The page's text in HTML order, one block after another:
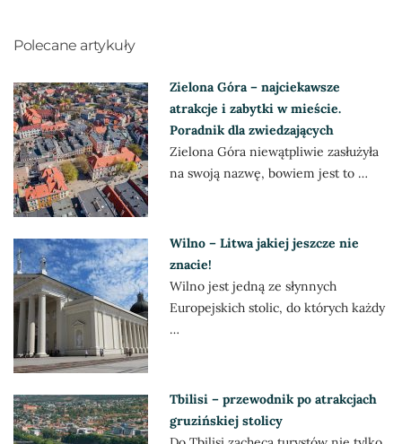
Polecane artykuły
Zielona Góra – najciekawsze
atrakcje i zabytki w mieście.
Poradnik dla zwiedzających
Zielona Góra niewątpliwie zasłużyła
na swoją nazwę, bowiem jest to …
Wilno – Litwa jakiej jeszcze nie
znacie!
Wilno jest jedną ze słynnych
Europejskich stolic, do których każdy
…
Tbilisi – przewodnik po atrakcjach
gruzińskiej stolicy